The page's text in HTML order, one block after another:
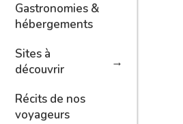
Gastronomies &
hébergements
Sites à
découvrir
Récits de nos
voyageurs